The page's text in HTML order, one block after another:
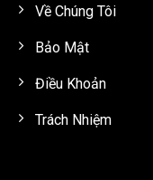
Về Chúng Tôi
Bảo Mật
Điều Khoản
Trách Nhiệm